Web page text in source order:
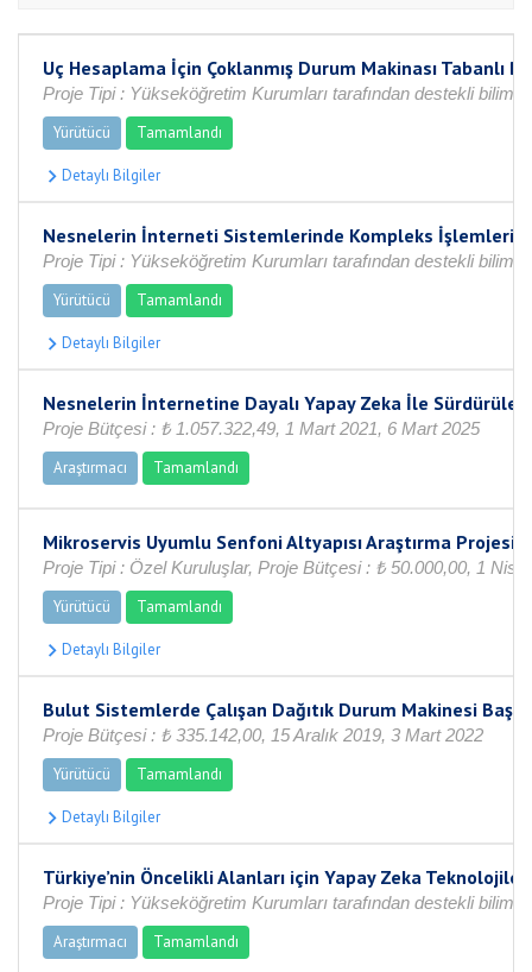
Uç Hesaplama İçin Çoklanmış Durum Makinası Tabanlı
Proje Tipi : Yükseköğretim Kurumları tarafından destekli
Yürütücü
Tamamlandı
Nesnelerin İnterneti Sistemlerinde Kompleks İşlemlerin
Proje Tipi : Yükseköğretim Kurumları tarafından destekli
Yürütücü
Tamamlandı
Nesnelerin İnternetine Dayalı Yapay Zeka İle
Proje Bütçesi : ₺ 1.057.322,49, 1 Mart 2021, 6 Mart 2025
Araştırmacı
Tamamlandı
Mikroservis Uyumlu Senfoni Altyapısı Araştırma Projesi
Proje Tipi : Özel Kuruluşlar, Proje Bütçesi : ₺ 50.000,00, 1
Yürütücü
Tamamlandı
Bulut Sistemlerde Çalışan Dağıtık Durum Makinesi
Proje Bütçesi : ₺ 335.142,00, 15 Aralık 2019, 3 Mart 2022
Yürütücü
Tamamlandı
Türkiye’nin Öncelikli Alanları için Yapay Zeka
Proje Tipi : Yükseköğretim Kurumları tarafından destekli
Araştırmacı
Tamamlandı